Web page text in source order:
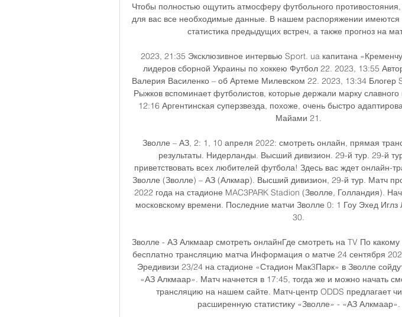
Чтобы полностью ощутить атмосферу футбольного
для вас все необходимые данные. В нашем распоряжении имеются
статистика предыдущих встреч, а также прогноз на
2023, 21:35 Эксклюзивное интервью Sport. ua капитана
лидеров сборной Украины по хоккею Футбол 22. 2023, 13:55
Валерия Василенко – об Артеме Милевском 22. 2023, 13:34 Блогер
Рыжков вспоминает футболистов, которые держали марку
12:16 Аргентинская суперзвезда, похоже, очень быстро
Майами 21.
Зволле – АЗ, 2: 1, 10 апреля 2022: смотреть онлайн, прямая
результаты. Нидерланды. Высший дивизион. 29-й тур. 29-й
приветствовать всех любителей футбола! Здесь вас ждет онлайн-
Зволле (Зволле) – АЗ (Алкмар). Высший дивизион, 29-й тур. Матч
2022 года на стадионе MAC3PARK Stadion (Зволле, Голландия).
московскому времени. Последние матчи Зволле 0: 1 Гоу Эхед Иглз
30.
Зволле - АЗ Алкмаар смотреть онлайнГде смотреть на TV По какому
бесплатно трансляцию матча Информация о матче 24 сентября
Эредивизи 23/24 на стадионе «Стадион Мак3Парк» в Зволле
«АЗ Алкмаар». Матч начнется в 17:45, тогда же и можно начать
трансляцию на нашем сайте. Матч-центр ODDS предлагает
расширенную статистику «Зволле» - «АЗ Алкмаар».